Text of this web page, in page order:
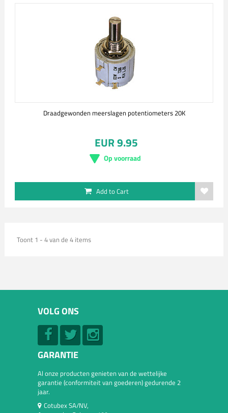
Draadgewonden meerslagen potentiometers 20K
EUR 9.95
Op voorraad
Add to Cart
Toont 1 - 4 van de 4 items
VOLG ONS
GARANTIE
Al onze producten genieten van de wettelijke
garantie (conformiteit van goederen) gedurende 2
jaar.
Cotubex SA/NV,